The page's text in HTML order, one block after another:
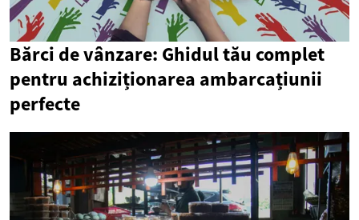
Bărci de vânzare: Ghidul tău complet
pentru achiziționarea ambarcațiunii
perfecte